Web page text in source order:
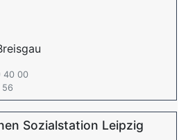
40 00
56
Sozialstation Leipzig